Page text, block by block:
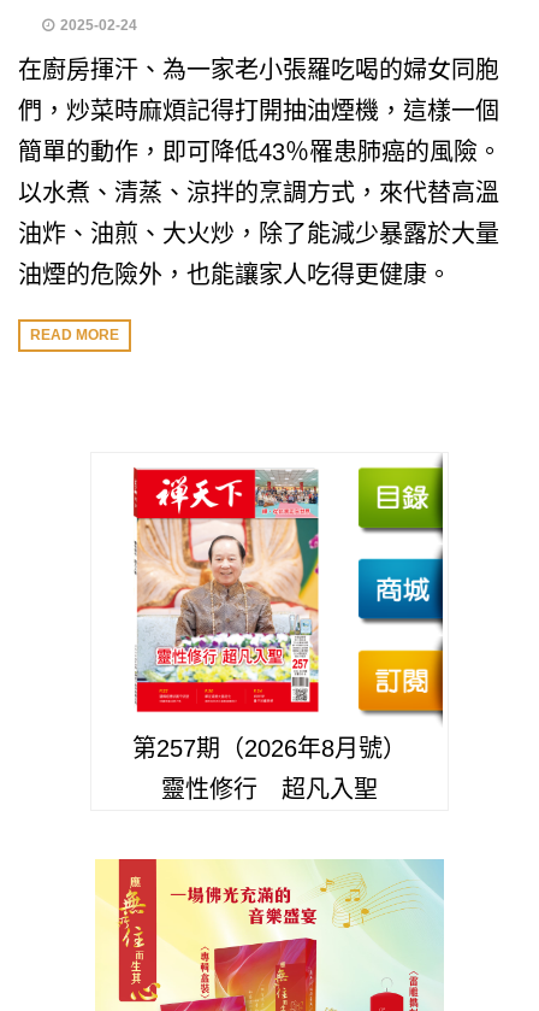
2025-02-24
在廚房揮汗、為一家老小張羅吃喝的婦女同胞
們，炒菜時麻煩記得打開抽油煙機，這樣一個
簡單的動作，即可降低43％罹患肺癌的風險。
以水煮、清蒸、涼拌的烹調方式，來代替高溫
油炸、油煎、大火炒，除了能減少暴露於大量
油煙的危險外，也能讓家人吃得更健康。
READ MORE
第257期（2026年8月號）
靈性修行 超凡入聖